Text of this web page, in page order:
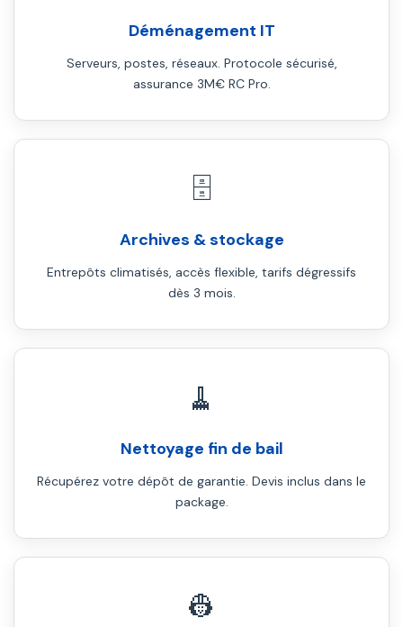
Déménagement IT
Serveurs, postes, réseaux. Protocole sécurisé,
assurance 3M€ RC Pro.
🗄️
Archives & stockage
Entrepôts climatisés, accès flexible, tarifs dégressifs
dès 3 mois.
🧹
Nettoyage fin de bail
Récupérez votre dépôt de garantie. Devis inclus dans le
package.
👷